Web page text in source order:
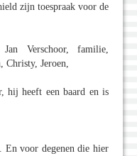
zijn toespraak voor de
Jan Verschoor, familie,
Jeroen,
hij heeft een baard en is
En voor degenen die hier